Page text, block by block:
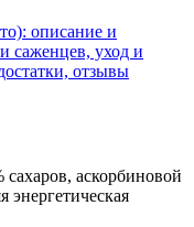
описание и
саженцев, уход и
отзывы
аскорбиновой
энергетическая